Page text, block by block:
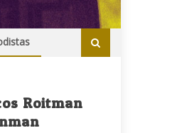
Roitman